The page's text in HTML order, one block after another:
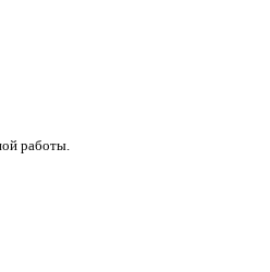
работы.